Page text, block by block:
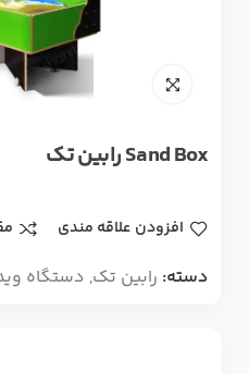
Sand Box رابین تک
افزودن علاقه مندی
دسته: رابین تک, دستگاه